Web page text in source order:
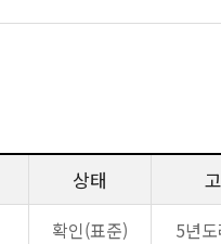
상태
확인(표준) 5년